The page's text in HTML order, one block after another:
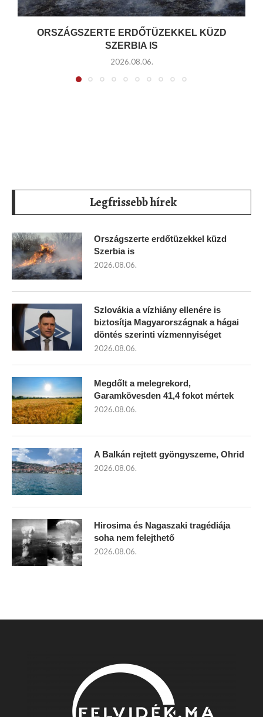
ORSZÁGSZERTE ERDŐTÜZEKKEL KÜZD
SZERBIA IS
2026.08.06.
Legfrissebb hírek
Országszerte erdőtüzekkel küzd
Szerbia is
2026.08.06.
Szlovákia a vízhiány ellenére is
biztosítja Magyarországnak a hágai
döntés szerinti vízmennyiséget
2026.08.06.
Megdőlt a melegrekord,
Garamkövesden 41,4 fokot mértek
2026.08.06.
A Balkán rejtett gyöngyszeme, Ohrid
2026.08.06.
Hirosima és Nagaszaki tragédiája
soha nem felejthető
2026.08.06.